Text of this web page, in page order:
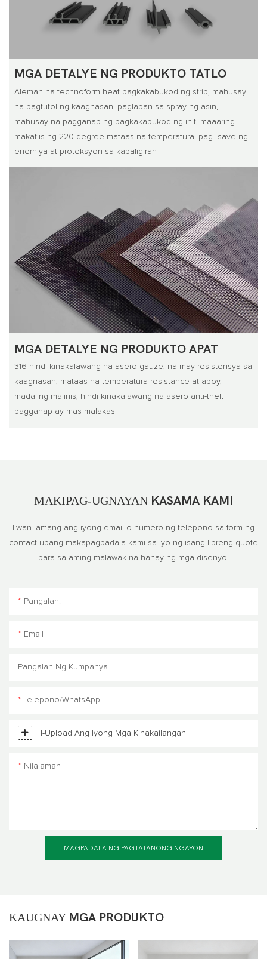
MGA DETALYE NG PRODUKTO TATLO
Aleman na technoform heat pagkakabukod ng strip, mahusay
na pagtutol ng kaagnasan, paglaban sa spray ng asin,
mahusay na pagganap ng pagkakabukod ng init, maaaring
makatiis ng 220 degree mataas na temperatura, pag -save ng
enerhiya at proteksyon sa kapaligiran
MGA DETALYE NG PRODUKTO APAT
316 hindi kinakalawang na asero gauze, na may resistensya sa
kaagnasan, mataas na temperatura resistance at apoy,
madaling malinis, hindi kinakalawang na asero anti-theft
pagganap ay mas malakas
MAKIPAG-UGNAYAN KASAMA KAMI
Iiwan lamang ang iyong email o numero ng telepono sa form ng
contact upang makapagpadala kami sa iyo ng isang libreng quote
para sa aming malawak na hanay ng mga disenyo!
Pangalan:
Email
Pangalan Ng Kumpanya
Telepono/WhatsApp
I-Upload Ang Iyong Mga Kinakailangan
Nilalaman
MAGPADALA NG PAGTATANONG NGAYON
KAUGNAY MGA PRODUKTO